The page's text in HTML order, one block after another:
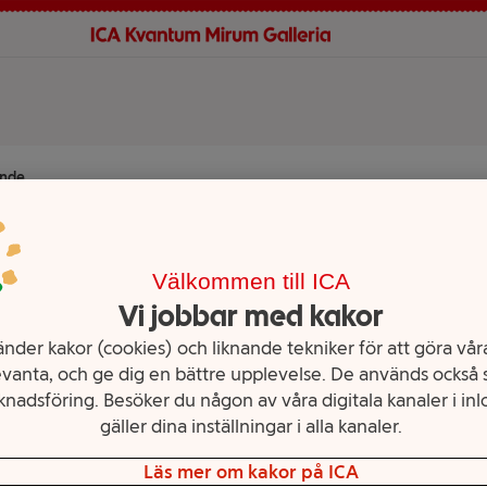
och reklamation
reklamation
en vara, hur gör jag?
eller vill göra en retur ber vi dig att kontakta butiken direkt.
din beställningsbekräftelse.
Välkommen till ICA
Vi jobbar med kakor
kakor (cookies) och liknande tekniker för att göra
och ge dig en bättre upplevelse. De används också
Besöker du någon av våra digitala kanaler i
gäller dina inställningar i alla kanaler.
Läs mer om kakor på ICA